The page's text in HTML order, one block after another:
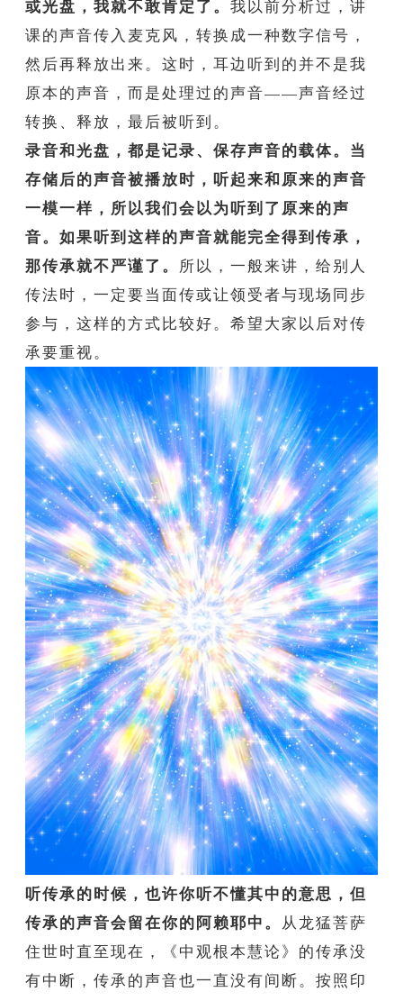
或光盘，我就不敢肯定了。 我以前分析过，讲
课的声音传入麦克风，转换成一种数字信号，
然后再释放出来。这时，耳边听到的并不是我
原本的声音，而是处理过的声音——声音经过
转换、释放，最后被听到。
录音和光盘，都是记录、保存声音的载体。当
存储后的声音被播放时，听起来和原来的声音
一模一样，所以我们会以为听到了原来的声
音。如果听到这样的声音就能完全得到传承，
那传承就不严谨了。 所以，一般来讲，给别人
传法时，一定要当面传或让领受者与现场同步
参与，这样的方式比较好。希望大家以后对传
承要重视。
听传承的时候，也许你听不懂其中的意思，但
传承的声音会留在你的阿赖耶中。 从龙猛菩萨
住世时直至现在，《中观根本慧论》的传承没
有中断，传承的声音也一直没有间断。按照印